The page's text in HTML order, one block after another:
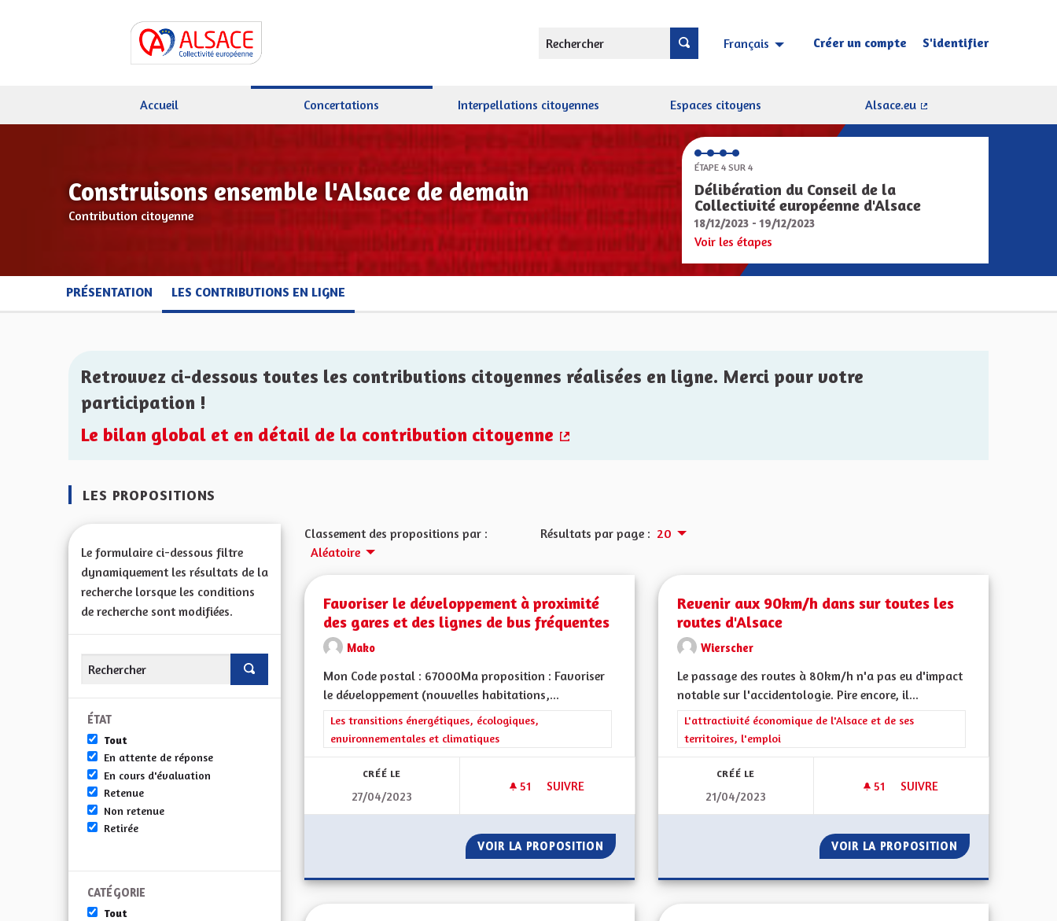
Rechercher Français Choisir la langue Sprache wählen
Créer un compte S'identifier
Accueil Concertations Interpellations citoyennes Espaces citoyens
Alsace.eu
Construisons ensemble l'Alsace de demain
Contribution citoyenne
ÉTAPE 4 SUR 4
Délibération du Conseil de la
Collectivité européenne d'Alsace
18/12/2023 - 19/12/2023
Voir les étapes
PRÉSENTATION LES CONTRIBUTIONS EN LIGNE
Retrouvez ci-dessous toutes les contributions citoyennes réalisées en ligne. Merci pour votre
participation !
Le bilan global et en détail de la contribution citoyenne
LES PROPOSITIONS
Le formulaire ci-dessous filtre
dynamiquement les résultats de la
recherche lorsque les conditions
de recherche sont modifiées.
ÉTAT
Tout
En attente de réponse
En cours d'évaluation
Retenue
Non retenue
Retirée
CATÉGORIE
Tout
Classement des propositions par :
Aléatoire
Résultats par page : 20
Favoriser le développement à proximité
des gares et des lignes de bus fréquentes
Mako
Mon Code postal : 67000Ma proposition : Favoriser
le développement (nouvelles habitations,...
Filtrer les résultats de la catégorie : Les transitions énergétiques, écologiques, environnementales et climatiques
Les transitions énergétiques, écologiques,
environnementales et climatiques
CRÉÉ LE
27/04/2023
51 51 ABONNÉS
SUIVRE
FAVORISER LE DÉVELOPPEMENT À PROXIMITÉ DES GARES ET DES LIGNES DE BUS FRÉQUENTES
VOIR LA PROPOSITION FAVORISER LE DÉVELOPPEMENT À PROXIMITÉ DES GARES ET DES LIGNES DE
Revenir aux 90km/h dans sur toutes les
routes d'Alsace
Wierscher
Le passage des routes à 80km/h n'a pas eu d'impact
notable sur l'accidentologie. Pire encore, il...
Filtrer les résultats de la catégorie : L'attractivité économique de l'Alsace
L'attractivité économique de l'Alsace et de ses
territoires, l'emploi
CRÉÉ LE
21/04/2023
51 51 ABONNÉS
SUIVRE
VOIR LA PROPOSITION REVENIR AUX